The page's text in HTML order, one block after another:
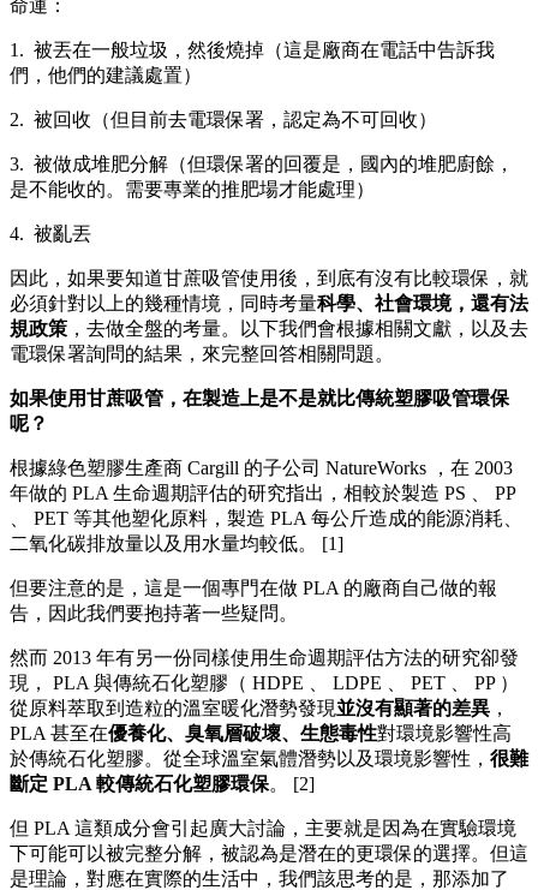
命運：
1. 被丟在一般垃圾，然後燒掉（這是廠商在電話中告訴我
們，他們的建議處置）
2. 被回收（但目前去電環保署，認定為不可回收）
3. 被做成堆肥分解（但環保署的回覆是，國內的堆肥廚餘，
是不能收的。需要專業的推肥場才能處理）
4. 被亂丟
因此，如果要知道甘蔗吸管使用後，到底有沒有比較環保，就
必須針對以上的幾種情境，同時考量科學、社會環境，還有法
規政策 ，去做全盤的考量。以下我們會根據相關文獻，以及去
電環保署詢問的結果，來完整回答相關問題。
如果使用甘蔗吸管，在製造上是不是就比傳統塑膠吸管環保
呢？
根據綠色塑膠生產商 Cargill 的子公司 NatureWorks ，在 2003
年做的 PLA 生命週期評估的研究指出，相較於製造 PS 、 PP
、 PET 等其他塑化原料，製造 PLA 每公斤造成的能源消耗、
二氧化碳排放量以及用水量均較低。 [1]
但要注意的是，這是一個專門在做 PLA 的廠商自己做的報
告，因此我們要抱持著一些疑問。
然而 2013 年有另一份同樣使用生命週期評估方法的研究卻發
現， PLA 與傳統石化塑膠（ HDPE 、 LDPE 、 PET 、 PP ）
從原料萃取到造粒的溫室暖化潛勢發現並沒有顯著的差異 ，
PLA 甚至在優養化、臭氧層破壞、生態毒性對環境影響性高
於傳統石化塑膠。從全球溫室氣體潛勢以及環境影響性， 很難
斷定 PLA 較傳統石化塑膠環保。 [2]
但 PLA 這類成分會引起廣大討論，主要就是因為在實驗環境
下可能可以被完整分解，被認為是潛在的更環保的選擇。但這
是理論，對應在實際的生活中，我們該思考的是，那添加了